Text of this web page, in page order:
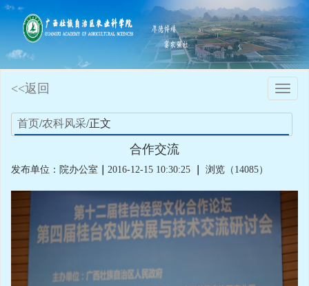
Toggle
<<返回
首页/农科风采/正文
合作交流
发布单位：院办公室 2016-12-15 10:30:25 浏览（14085）